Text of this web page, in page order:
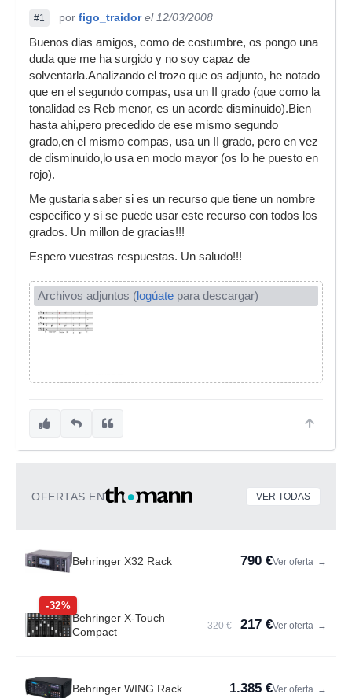
#1 por figo_traidor el 12/03/2008
Buenos dias amigos, como de costumbre, os pongo una
duda que me ha surgido y no soy capaz de
solventarla.Analizando el trozo que os adjunto, he notado
que en el segundo compas, usa un II grado (que como la
tonalidad es Reb menor, es un acorde disminuido).Bien
hasta ahi,pero precedido de ese mismo segundo
grado,en el mismo compas, usa un II grado, pero en vez
de disminuido,lo usa en modo mayor (os lo he puesto en
rojo).
Me gustaria saber si es un recurso que tiene un nombre
especifico y si se puede usar este recurso con todos los
grados. Un millon de gracias!!!
Espero vuestras respuestas. Un saludo!!!
Archivos adjuntos (logúate para descargar)
OFERTAS EN VER TODAS
Behringer X32 Rack 790 €Ver oferta →
-32%
Behringer X-Touch
Compact
320 € 217 €Ver oferta →
Behringer WING Rack 1.385 €Ver oferta →